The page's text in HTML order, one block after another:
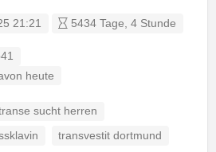
21:21 5434 Tage, 4 Stunde
heute
sucht herren
transvestit dortmund